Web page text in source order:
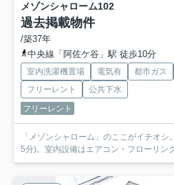
メゾンシャローム102
過去掲載物件
/築37年
中央線「阿佐ケ谷」駅 徒歩10分
室内洗濯機置場 電気有 都市ガス
フリーレント
公共下水
フリーレント
「メゾンシャローム」のここがイチオ
5分)。室内設備はエアコン・フローリン